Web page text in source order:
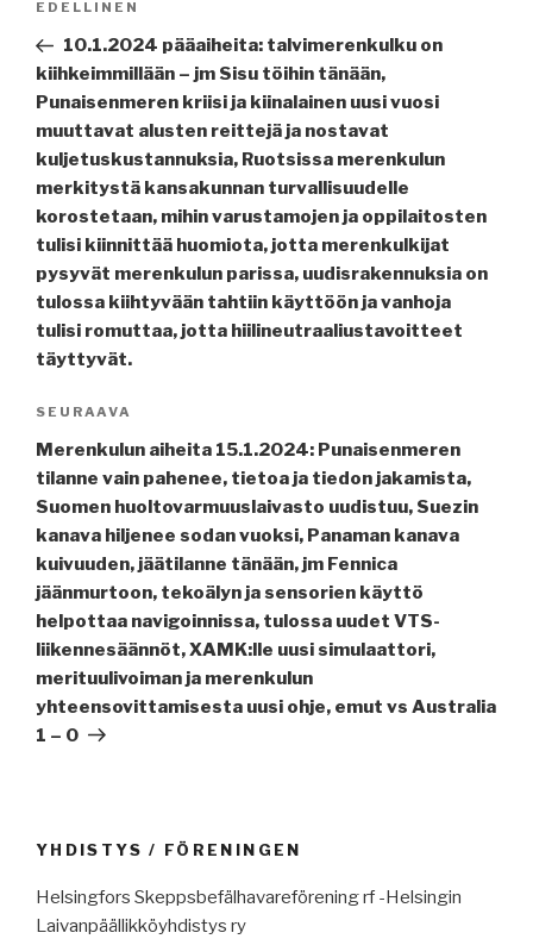
Edellinen
artikkeli
EDELLINEN
10.1.2024 pääaiheita: talvimerenkulku on
kiihkeimmillään – jm Sisu töihin tänään,
Punaisenmeren kriisi ja kiinalainen uusi vuosi
muuttavat alusten reittejä ja nostavat
kuljetuskustannuksia, Ruotsissa merenkulun
merkitystä kansakunnan turvallisuudelle
korostetaan, mihin varustamojen ja oppilaitosten
tulisi kiinnittää huomiota, jotta merenkulkijat
pysyvät merenkulun parissa, uudisrakennuksia on
tulossa kiihtyvään tahtiin käyttöön ja vanhoja
tulisi romuttaa, jotta hiilineutraaliustavoitteet
täyttyvät.
Seuraava
artikkeli
SEURAAVA
Merenkulun aiheita 15.1.2024: Punaisenmeren
tilanne vain pahenee, tietoa ja tiedon jakamista,
Suomen huoltovarmuuslaivasto uudistuu, Suezin
kanava hiljenee sodan vuoksi, Panaman kanava
kuivuuden, jäätilanne tänään, jm Fennica
jäänmurtoon, tekoälyn ja sensorien käyttö
helpottaa navigoinnissa, tulossa uudet VTS-
liikennesäännöt, XAMK:lle uusi simulaattori,
merituulivoiman ja merenkulun
yhteensovittamisesta uusi ohje, emut vs Australia
1 – 0
YHDISTYS / FÖRENINGEN
Helsingfors Skeppsbefälhavareförening rf -Helsingin
Laivanpäällikköyhdistys ry